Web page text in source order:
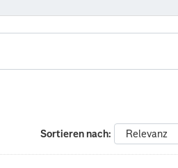
Sortieren nach